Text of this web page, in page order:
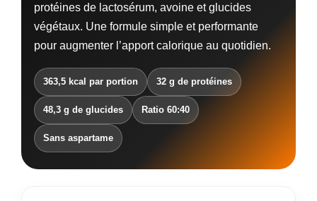
protéines de lactosérum, avoine et glucides
végétaux. Une formule simple et performante
pour augmenter l’apport calorique au quotidien.
363,5 kcal par portion 32 g de protéines
48,3 g de glucides Ratio 60:40
Sans aspartame